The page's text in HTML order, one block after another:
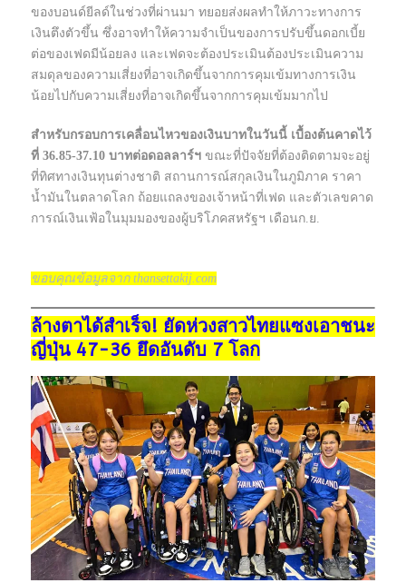
ของบอนด์ยีลด์ในช่วงที่ผ่านมา ทยอยส่งผลทำให้ภาวะทางการ
เงินตึงตัวขึ้น ซึ่งอาจทำให้ความจำเป็นของการปรับขึ้นดอกเบี้ย
ต่อของเฟดมีน้อยลง และเฟดจะต้องประเมินต้องประเมินความ
สมดุลของความเสี่ยงที่อาจเกิดขึ้นจากการคุมเข้มทางการเงิน
น้อยไปกับความเสี่ยงที่อาจเกิดขึ้นจากการคุมเข้มมากไป
สำหรับกรอบการเคลื่อนไหวของเงินบาทในวันนี้ เบื้องต้นคาดไว้
ที่ 36.85-37.10 บาทต่อดอลลาร์ฯ ขณะที่ปัจจัยที่ต้องติดตามจะอยู่
ที่ทิศทางเงินทุนต่างชาติ สถานการณ์สกุลเงินในภูมิภาค ราคา
น้ำมันในตลาดโลก ถ้อยแถลงของเจ้าหน้าที่เฟด และตัวเลขคาด
การณ์เงินเฟ้อในมุมมองของผู้บริโภคสหรัฐฯ เดือนก.ย.
ขอบคุณข้อมูลจาก thansettakij.com
ล้างตาได้สำเร็จ! ยัดห่วงสาวไทยแซงเอาชนะ
ญี่ปุ่น 47-36 ยึดอันดับ 7 โลก